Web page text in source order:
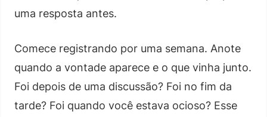
uma resposta antes.
Comece registrando por uma semana. Anote
quando a vontade aparece e o que vinha junto.
Foi depois de uma discussão? Foi no fim da
tarde? Foi quando você estava ocioso? Esse